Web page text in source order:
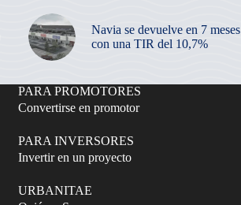
Navia se devuelve en 7 meses
con una TIR del 10,7%
PARA PROMOTORES
Convertirse en promotor
PARA INVERSORES
Invertir en un proyecto
URBANITAE